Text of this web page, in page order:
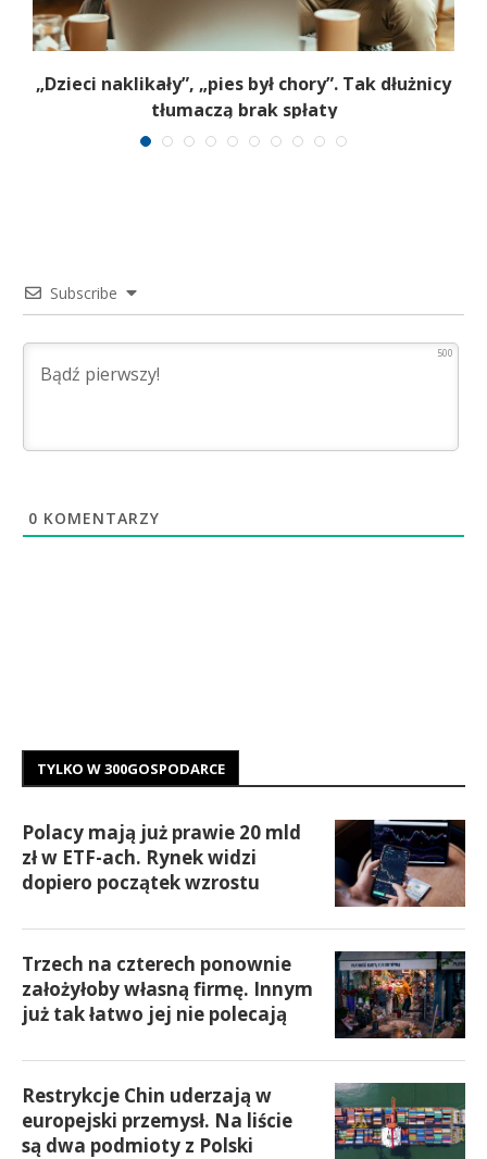
„Dzieci naklikały”, „pies był chory”. Tak dłużnicy
tłumaczą brak spłaty
Subscribe
500
0 KOMENTARZY
TYLKO W 300GOSPODARCE
Polacy mają już prawie 20 mld
zł w ETF-ach. Rynek widzi
dopiero początek wzrostu
Trzech na czterech ponownie
założyłoby własną firmę. Innym
już tak łatwo jej nie polecają
Restrykcje Chin uderzają w
europejski przemysł. Na liście
są dwa podmioty z Polski